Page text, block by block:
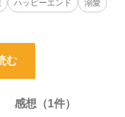
しかし絶望するどころか、密
あり、彼らの権利を守る唯一
始めた途端、王都の精霊たち
ハッピーエンド
溺愛
む
感想（1件）